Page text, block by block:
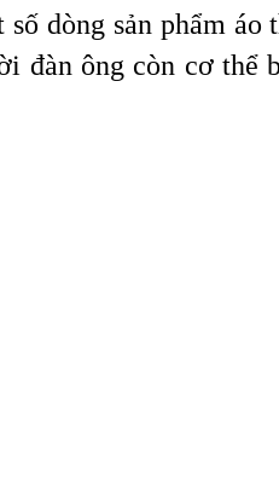
dòng sản phẩm áo
đàn ông còn cơ thể